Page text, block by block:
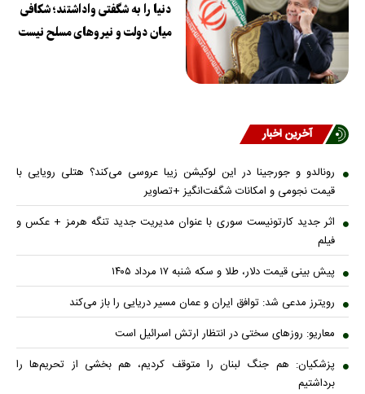
دنیا را به شگفتی واداشتند؛ شکافی
میان دولت و نیروهای مسلح نیست
آخرین اخبار
رونالدو و جورجینا در این لوکیشن زیبا عروسی می‌کند؟ هتلی رویایی با
قیمت نجومی و امکانات شگفت‌انگیز +تصاویر
اثر جدید کارتونیست سوری با عنوان مدیریت جدید تنگه هرمز + عکس و
فیلم
پیش بینی قیمت دلار، طلا و سکه شنبه ۱۷ مرداد ۱۴۰۵
رویترز مدعی شد: توافق ایران و عمان مسیر دریایی را باز می‌کند
معاریو: روزهای سختی در انتظار ارتش اسرائیل است
پزشکیان: هم جنگ لبنان را متوقف کردیم، هم بخشی از تحریم‌ها را
برداشتیم